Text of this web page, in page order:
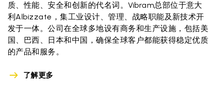
质、性能、安全和创新的代名词。Vibram总部位于意大
利Albizzate，集工业设计、管理、战略职能及新技术开
发于一体。公司在全球多地设有商务和生产设施，包括美
国、巴西、日本和中国，确保全球客户都能获得稳定优质
的产品和服务。
了解更多